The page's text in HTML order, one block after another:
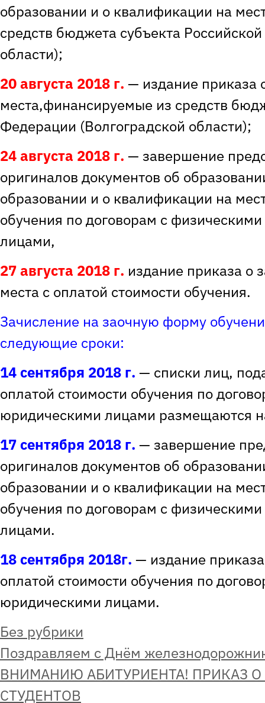
образовании и о квалификации на
средств бюджета субъекта
области);
20 августа 2018 г. — издание приказа
места,финансируемые из средств
Федерации (Волгоградской области);
24 августа 2018 г. — завершение
оригиналов документов об
образовании и о квалификации на
обучения по договорам с
лицами,
27 августа 2018 г. издание приказа о
места с оплатой стоимости обучения.
Зачисление на заочную форму
следующие сроки:
14 сентября 2018 г. — списки лиц,
оплатой стоимости обучения по
юридическими лицами размещаются
17 сентября 2018 г. — завершение
оригиналов документов об
образовании и о квалификации на
обучения по договорам с
лицами.
18 сентября 2018г. — издание
оплатой стоимости обучения по
юридическими лицами.
Рубрики
Без рубрики
Поздравляем с Днём
ВНИМАНИЮ АБИТУРИЕНТА! ПРИКАЗ
СТУДЕНТОВ